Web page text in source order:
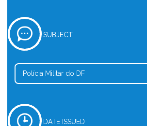
SUBJECT
Polícia Militar do DF
DATE ISSUED